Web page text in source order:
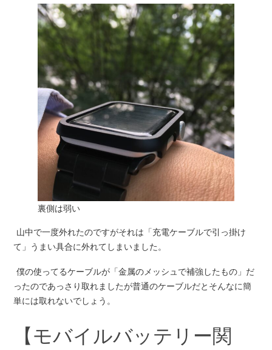
裏側は弱い
山中で一度外れたのですがそれは「充電ケーブルで引っ掛け
て」うまい具合に外れてしまいました。
僕の使ってるケーブルが「金属のメッシュで補強したもの」だ
ったのであっさり取れましたが普通のケーブルだとそんなに簡
単には取れないでしょう。
【モバイルバッテリー関